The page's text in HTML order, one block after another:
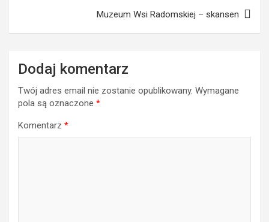
Muzeum Wsi Radomskiej – skansen
Dodaj komentarz
Twój adres email nie zostanie opublikowany. Wymagane
pola są oznaczone *
Komentarz *